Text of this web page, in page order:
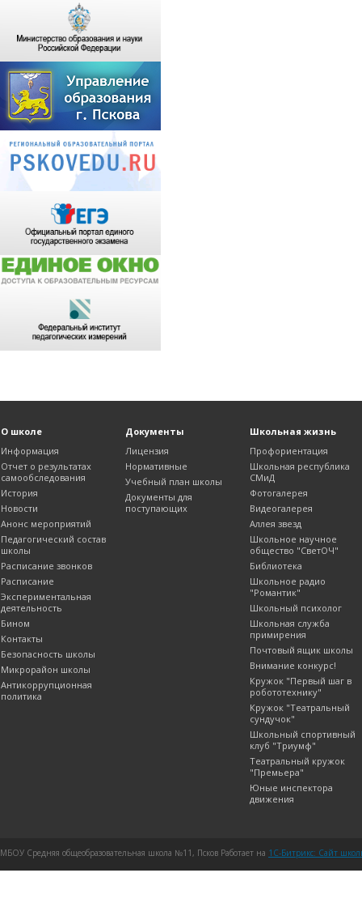
О школе
Информация
Отчет о результатах
самообследования
История
Новости
Анонс мероприятий
Педагогический состав
школы
Расписание звонков
Расписание
Экспериментальная
деятельность
Бином
Контакты
Безопасность школы
Микрорайон школы
Антикоррупционная
политика
Документы
Лицензия
Нормативные
Учебный план школы
Документы для
поступающих
Школьная жизнь
Профориентация
Школьная республика
СМиД
Фотогалерея
Видеогалерея
Аллея звезд
Школьное научное
общество "СветОЧ"
Библиотека
Школьное радио
"Романтик"
Школьный психолог
Школьная служба
примирения
Почтовый ящик школы
Внимание конкурс!
Кружок "Первый шаг в
робототехнику"
Кружок "Театральный
сундучок"
Школьный спортивный
клуб "Триумф"
Театральный кружок
"Премьера"
Юные инспектора
движения
МБОУ Средняя общеобразовательная школа №11, Псков Работает на 1C-Битрикс: Сайт